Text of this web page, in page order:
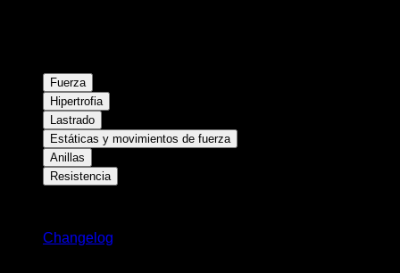
Fuerza
Hipertrofia
Lastrado
Estáticas y movimientos de fuerza
Anillas
Resistencia
Changelog